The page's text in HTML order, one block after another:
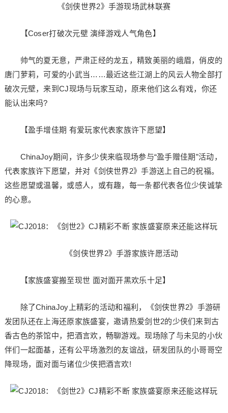
《剑侠世界2》手游现场武林联赛
【Coser打破次元壁 演绎游戏人气角色】
帅气的夏无意，严肃正经的龙五，精致美丽的峨眉，俏皮的
唐门萝莉，可爱的小武当……最近这些江湖上的风云人物全部打
破次元壁，来到CJ现场与玩家互动，原来他们这么有戏，你还
能认出来吗?
【盈手增佳期 有爱玩家代表家族许下愿望】
ChinaJoy期间，许多少侠来临现场参与“盈手赠佳期”活动，
代表家族许下愿望，并对《剑侠世界2》手游送上自己的祝福。
这些愿望或温馨，或感人，或有趣，每一条都代表各位少侠诚挚
的心意。
《剑侠世界2》手游家族许愿活动
【家族盛宴搬至现世 面对面开黑欢乐十足】
除了ChinaJoy上精彩的活动和福利，《剑侠世界2》手游研
发团队还在上海还原家族盛宴，邀请热爱剑世2的少侠们来到古
香古色的茶馆中，把酒言欢，畅聊游戏。现场除了与未见的小伙
伴们一起面基，还有公平场激烈的友谊战，研发团队的小哥哥空
降现场，面对面与诸位少侠把酒言欢!